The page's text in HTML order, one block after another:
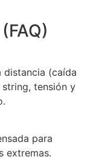
distancia (caída
tensión y
para
extremas.